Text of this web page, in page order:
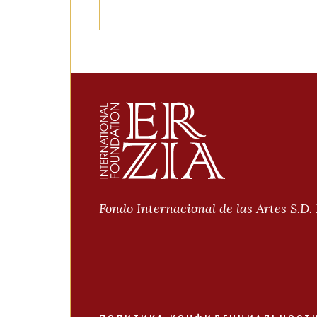
Fondo Internacional de las Artes S.D.